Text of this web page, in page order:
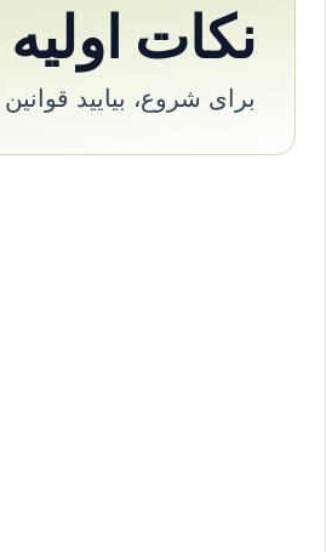
نکات اولیه
برای شروع، بیایید